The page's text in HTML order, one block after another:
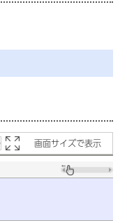
画面サイズで表示